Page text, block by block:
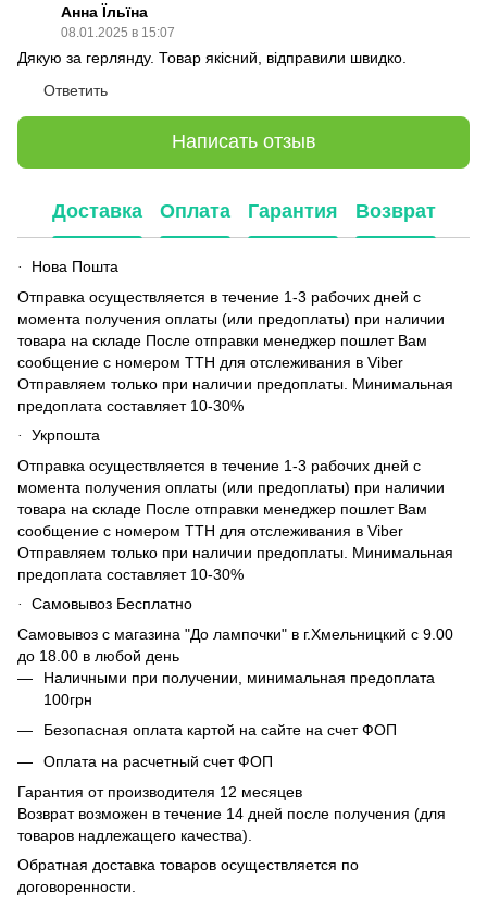
Анна Їльїна
08.01.2025 в 15:07
Дякую за герлянду. Товар якісний, відправили швидко.
Ответить
Написать отзыв
Доставка Оплата Гарантия Возврат
·
Нова Пошта
Отправка осуществляется в течение 1-3 рабочих дней с
момента получения оплаты (или предоплаты) при наличии
товара на складе После отправки менеджер пошлет Вам
сообщение с номером ТТН для отслеживания в Viber
Отправляем только при наличии предоплаты. Минимальная
предоплата составляет 10-30%
·
Укрпошта
Отправка осуществляется в течение 1-3 рабочих дней с
момента получения оплаты (или предоплаты) при наличии
товара на складе После отправки менеджер пошлет Вам
сообщение с номером ТТН для отслеживания в Viber
Отправляем только при наличии предоплаты. Минимальная
предоплата составляет 10-30%
·
Самовывоз Бесплатно
Самовывоз с магазина "До лампочки" в г.Хмельницкий с 9.00
до 18.00 в любой день
Наличными при получении, минимальная предоплата
100грн
Безопасная оплата картой на сайте на счет ФОП
Оплата на расчетный счет ФОП
Гарантия от производителя 12 месяцев
Возврат возможен в течение 14 дней после получения (для
товаров надлежащего качества).
Обратная доставка товаров осуществляется по
договоренности.